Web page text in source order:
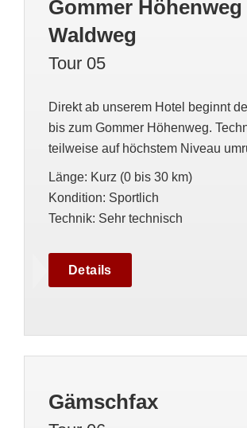
Gommer Höhenweg
Waldweg
Tour 05
Direkt ab unserem Hotel beginnt
bis zum Gommer Höhenweg.
teilweise auf höchstem Niveau
Länge: Kurz (0 bis 30 km)
Kondition: Sportlich
Technik: Sehr technisch
Details
Gämschfax